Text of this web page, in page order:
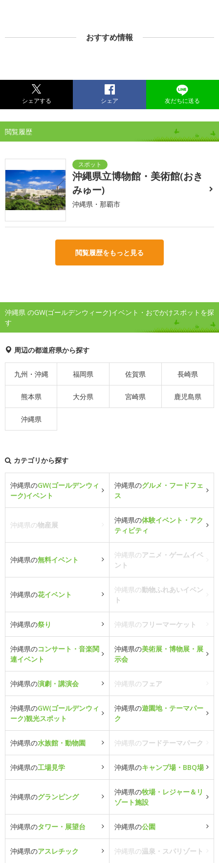
おすすめ情報
シェアする シェア 友だちに送る
閲覧履歴
沖縄県立博物館・美術館(おき
みゅー)
沖縄県・那覇市
閲覧履歴をもっと見る
沖縄県 のGW(ゴールデンウィーク)イベント・おでかけスポットを探
す
周辺の都道府県から探す
九州・沖縄 福岡県 佐賀県 長崎県
熊本県 大分県 宮崎県 鹿児島県
沖縄県
カテゴリから探す
沖縄県のGW(ゴールデンウィ
ーク)イベント
沖縄県のグルメ・フードフェ
ス
沖縄県の物産展
沖縄県の体験イベント・アク
ティビティ
沖縄県の無料イベント
沖縄県のアニメ・ゲームイベ
ント
沖縄県の花イベント
沖縄県の動物ふれあいイベン
ト
沖縄県の祭り 沖縄県のフリーマーケット
沖縄県のコンサート・音楽関
連イベント
沖縄県の美術展・博物展・展
示会
沖縄県の演劇・講演会 沖縄県のフェア
沖縄県のGW(ゴールデンウィ
ーク)観光スポット
沖縄県の遊園地・テーマパー
ク
沖縄県の水族館・動物園 沖縄県のフードテーマパーク
沖縄県の工場見学 沖縄県のキャンプ場・BBQ場
沖縄県のグランピング
沖縄県の牧場・レジャー＆リ
ゾート施設
沖縄県のタワー・展望台 沖縄県の公園
沖縄県のアスレチック 沖縄県の温泉・スパリゾート